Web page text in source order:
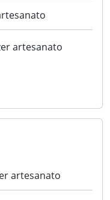
artesanato
artesanato